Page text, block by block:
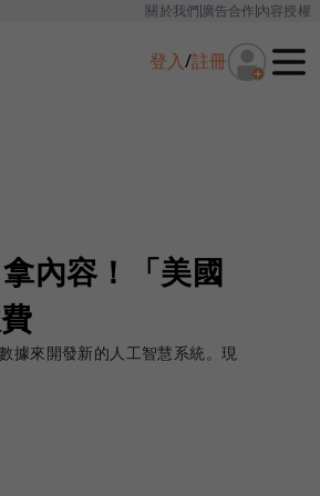
關於我們廣告合作內容授權
登入/註冊
內容！「美國
據來開發新的人工智慧系統。現